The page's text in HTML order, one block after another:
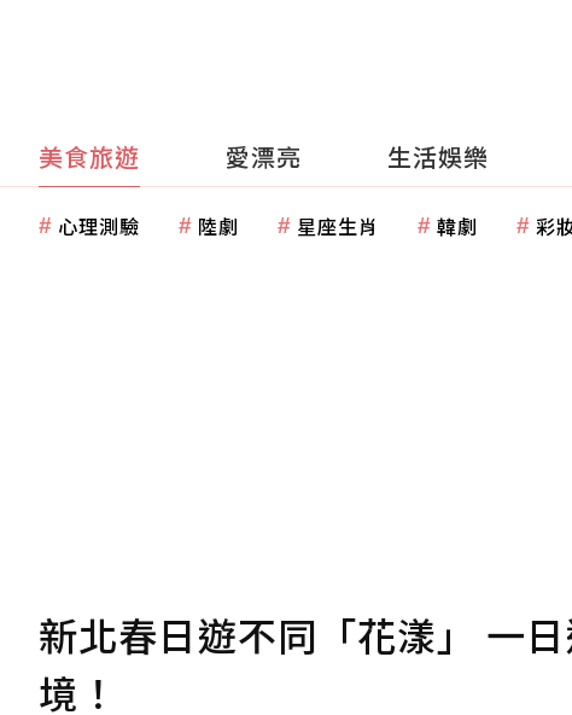
美食旅遊 愛漂亮 生活娛樂
心理測驗 陸劇 星座生肖 韓劇 彩
新北春日遊不同「花漾」 一
境！